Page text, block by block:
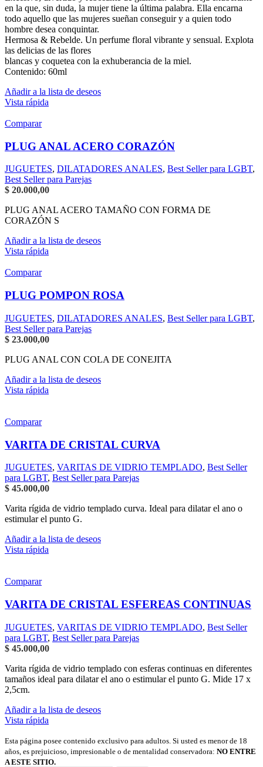
en la que, sin duda, la mujer tiene la última palabra. Ella encarna
todo aquello que las mujeres sueñan conseguir y a quien todo
hombre desea conquintar.
Hermosa & Rebelde. Un perfume floral vibrante y sensual. Explota
las delicias de las flores
blancas y coquetea con la exhuberancia de la miel.
Contenido: 60ml
Añadir a la lista de deseos
Vista rápida
Comparar
PLUG ANAL ACERO CORAZÓN
JUGUETES, DILATADORES ANALES, Best Seller para LGBT,
Best Seller para Parejas
$ 20.000,00
PLUG ANAL ACERO TAMAÑO CON FORMA DE
CORAZÓN S
Añadir a la lista de deseos
Vista rápida
Comparar
PLUG POMPON ROSA
JUGUETES, DILATADORES ANALES, Best Seller para LGBT,
Best Seller para Parejas
$ 23.000,00
PLUG ANAL CON COLA DE CONEJITA
Añadir a la lista de deseos
Vista rápida
Comparar
VARITA DE CRISTAL CURVA
JUGUETES, VARITAS DE VIDRIO TEMPLADO, Best Seller
para LGBT, Best Seller para Parejas
$ 45.000,00
Varita rígida de vidrio templado curva. Ideal para dilatar el ano o
estimular el punto G.
Añadir a la lista de deseos
Vista rápida
Comparar
VARITA DE CRISTAL ESFEREAS CONTINUAS
JUGUETES, VARITAS DE VIDRIO TEMPLADO, Best Seller
para LGBT, Best Seller para Parejas
$ 45.000,00
Varita rígida de vidrio templado con esferas continuas en diferentes
tamaños ideal para dilatar el ano o estimular el punto G. Mide 17 x
2,5cm.
Añadir a la lista de deseos
Vista rápida
Esta página posee contenido exclusivo para adultos. Si usted es menor de 18
años, es prejuicioso, impresionable o de mentalidad conservadora: NO ENTRE
A ESTE SITIO.